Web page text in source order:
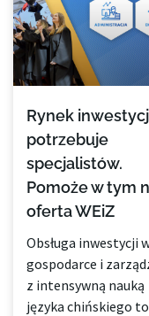
Rynek
potrzebuje
specjalistów.
Pomoże w tym
oferta WEiZ
Obsługa inwestycji
gospodarce i
z intensywną nauką
języka chińskiego